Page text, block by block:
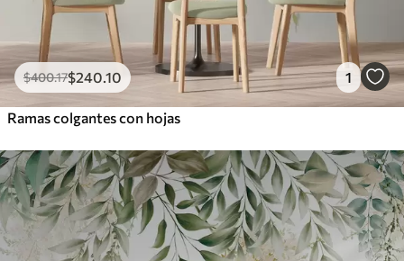
$400.17$240 .10 1
Ramas colgantes con hojas